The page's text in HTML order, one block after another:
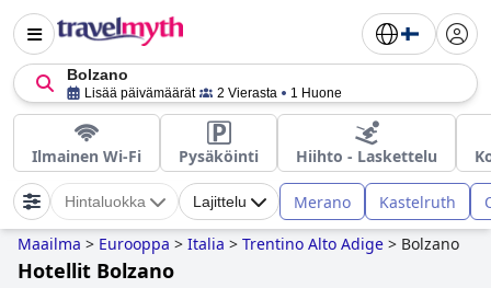
Bolzano
Lisää päivämäärät 2 Vierasta 1 Huone
Ilmainen Wi-Fi Pysäköinti Hiihto - Laskettelu
Hintaluokka Lajittelu Merano Kastelruth
Maailma > Eurooppa > Italia > Trentino Alto Adige > Bolzano
Hotellit Bolzano